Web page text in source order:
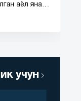
аёл яна
учун